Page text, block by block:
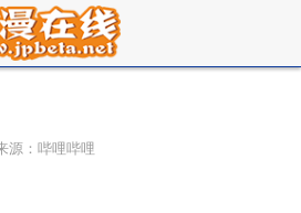
源：哔哩哔哩